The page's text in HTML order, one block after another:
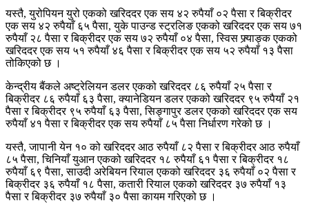
यस्तै, युरोपियन युरो एकको खरिददर एक सय ४२ रुपैयाँ ०२ पैसा र बिक्रीदर
एक सय ४२ रुपैयाँ ६५ पैसा, युके पाउन्ड स्ट्रलिङ एकको खरिददर एक सय ७१
रुपैयाँ २८ पैसा र बिक्रीदर एक सय ७२ रुपैयाँ ०४ पैसा, स्विस फ्र्याङ्क एकको
खरिददर एक सय ५१ रुपैयाँ ४६ पैसा र बिक्रीदर एक सय ५२ रुपैयाँ १३ पैसा
तोकिएको छ ।
केन्द्रीय बैंकले अष्ट्रेलियन डलर एकको खरिददर ८६ रुपैयाँ २५ पैसा र
बिक्रीदर ८६ रुपैयाँ ६३ पैसा, क्यानेडियन डलर एकको खरिददर ९५ रुपैयाँ २१
पैसा र बिक्रीदर ९५ रुपैयाँ ६३ पैसा, सिङ्गापुर डलर एकको खरिददर एक सय
रुपैयाँ ४१ पैसा र बिक्रीदर एक सय रुपैयाँ ८५ पैसा निर्धारण गरेको छ ।
यस्तै, जापानी येन १० को खरिददर आठ रुपैयाँ ८२ पैसा र बिक्रीदर आठ रुपैयाँ
८५ पैसा, चिनियाँ युआन एकको खरिददर १८ रुपैयाँ ६१ पैसा र बिक्रीदर १८
रुपैयाँ ६९ पैसा, साउदी अरेबियन रियाल एकको खरिददर ३६ रुपैयाँ ०२ पैसा र
बिक्रीदर ३६ रुपैयाँ १८ पैसा, कतारी रियाल एकको खरिददर ३७ रुपैयाँ १३
पैसा र बिक्रीदर ३७ रुपैयाँ ३० पैसा कायम गरिएको छ ।